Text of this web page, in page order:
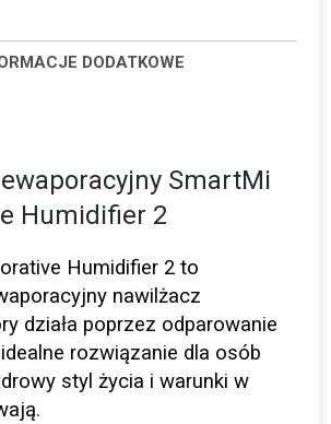
DODATKOWE
SmartMi
Humidifier 2
Humidifier 2 to
nawilżacz
działa poprzez odparowanie
rozwiązanie dla osób
styl życia i warunki w